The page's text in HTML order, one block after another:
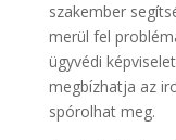
szakember
merül fel
ügyvédi
megbízhatja az
spórolhat meg.